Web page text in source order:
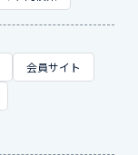
会員サイト